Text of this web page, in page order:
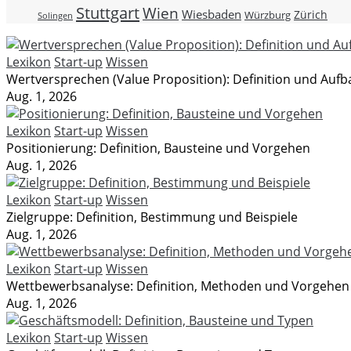
Solingen StuttgartWien Wiesbaden Würzburg Zürich
Lexikon Start-up Wissen
Wertversprechen (Value Proposition): Definition und
Aug. 1, 2026
Lexikon Start-up Wissen
Positionierung: Definition, Bausteine und Vorgehen
Aug. 1, 2026
Lexikon Start-up Wissen
Zielgruppe: Definition, Bestimmung und Beispiele
Aug. 1, 2026
Lexikon Start-up Wissen
Wettbewerbsanalyse: Definition, Methoden und Vorgehen
Aug. 1, 2026
Lexikon Start-up Wissen